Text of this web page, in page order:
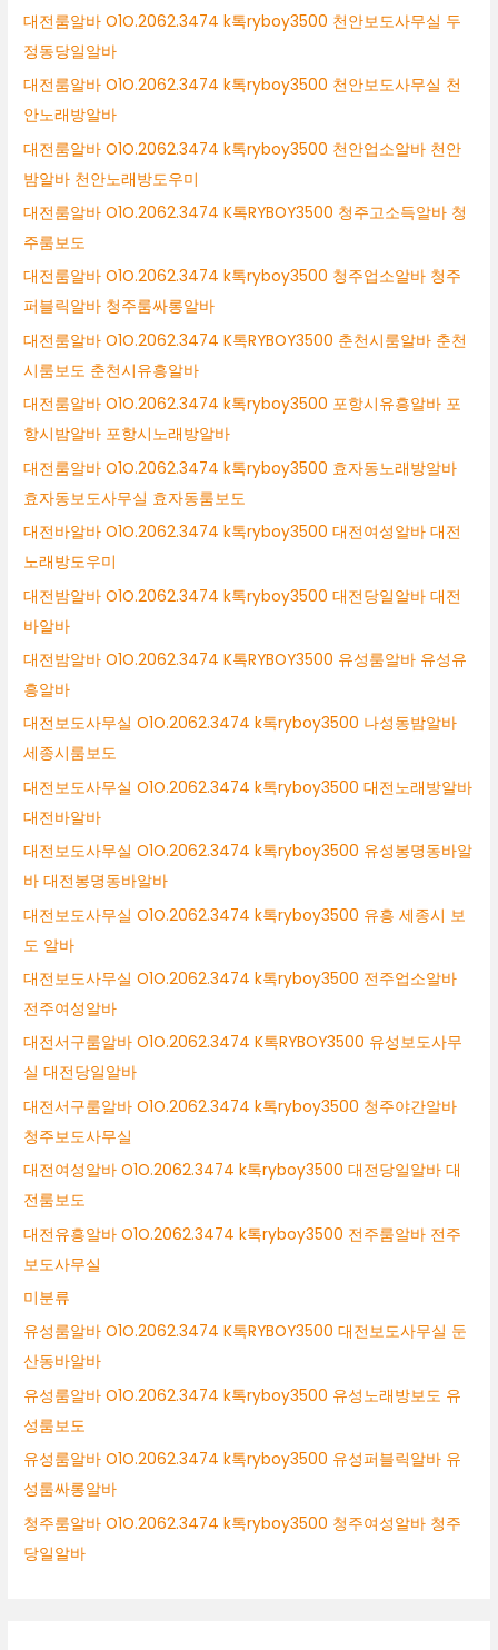
대전룸알바 O1O.2062.3474 k톡ryboy3500 천안보도사무실 두
정동당일알바
대전룸알바 O1O.2062.3474 k톡ryboy3500 천안보도사무실 천
안노래방알바
대전룸알바 O1O.2062.3474 k톡ryboy3500 천안업소알바 천안
밤알바 천안노래방도우미
대전룸알바 O1O.2062.3474 K톡RYBOY3500 청주고소득알바 청
주룸보도
대전룸알바 O1O.2062.3474 k톡ryboy3500 청주업소알바 청주
퍼블릭알바 청주룸싸롱알바
대전룸알바 O1O.2062.3474 K톡RYBOY3500 춘천시룸알바 춘천
시룸보도 춘천시유흥알바
대전룸알바 O1O.2062.3474 k톡ryboy3500 포항시유흥알바 포
항시밤알바 포항시노래방알바
대전룸알바 O1O.2062.3474 k톡ryboy3500 효자동노래방알바
효자동보도사무실 효자동룸보도
대전바알바 O1O.2062.3474 k톡ryboy3500 대전여성알바 대전
노래방도우미
대전밤알바 O1O.2062.3474 k톡ryboy3500 대전당일알바 대전
바알바
대전밤알바 O1O.2062.3474 K톡RYBOY3500 유성룸알바 유성유
흥알바
대전보도사무실 O1O.2062.3474 k톡ryboy3500 나성동밤알바
세종시룸보도
대전보도사무실 O1O.2062.3474 k톡ryboy3500 대전노래방알바
대전바알바
대전보도사무실 O1O.2062.3474 k톡ryboy3500 유성봉명동바알
바 대전봉명동바알바
대전보도사무실 O1O.2062.3474 k톡ryboy3500 유흥 세종시 보
도 알바
대전보도사무실 O1O.2062.3474 k톡ryboy3500 전주업소알바
전주여성알바
대전서구룸알바 O1O.2062.3474 K톡RYBOY3500 유성보도사무
실 대전당일알바
대전서구룸알바 O1O.2062.3474 k톡ryboy3500 청주야간알바
청주보도사무실
대전여성알바 O1O.2062.3474 k톡ryboy3500 대전당일알바 대
전룸보도
대전유흥알바 O1O.2062.3474 k톡ryboy3500 전주룸알바 전주
보도사무실
미분류
유성룸알바 O1O.2062.3474 K톡RYBOY3500 대전보도사무실 둔
산동바알바
유성룸알바 O1O.2062.3474 k톡ryboy3500 유성노래방보도 유
성룸보도
유성룸알바 O1O.2062.3474 k톡ryboy3500 유성퍼블릭알바 유
성룸싸롱알바
청주룸알바 O1O.2062.3474 k톡ryboy3500 청주여성알바 청주
당일알바